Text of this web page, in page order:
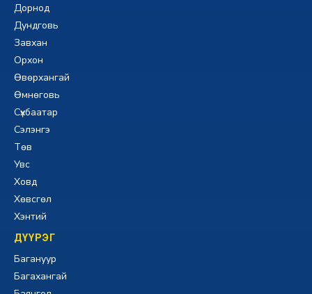
Дорнод
Дундговь
Завхан
Орхон
Өвөрхангай
Өмнөговь
Сүхбаатар
Сэлэнгэ
Төв
Увс
Ховд
Хөвсгөл
Хэнтий
ДҮҮРЭГ
Багануур
Багахангай